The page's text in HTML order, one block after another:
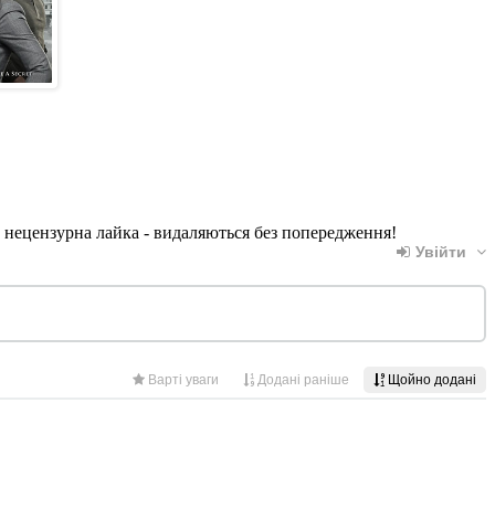
лайка - видаляються без попередження!